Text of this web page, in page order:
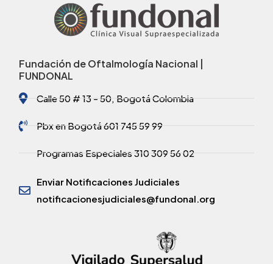
Fundación de Oftalmología Nacional |
FUNDONAL
Calle 50 # 13 - 50, Bogotá Colombia
Pbx en Bogotá 601 745 59 99
Programas Especiales 310 309 56 02
Enviar Notificaciones Judiciales
notificacionesjudiciales@fundonal.org